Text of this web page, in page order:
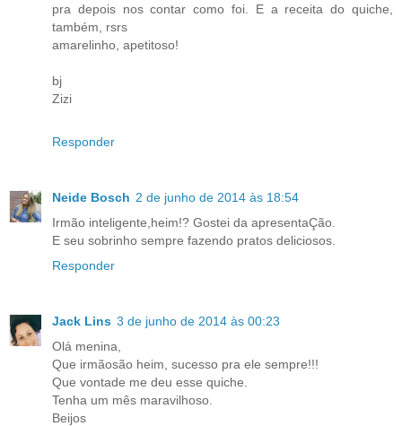
pra depois nos contar como foi. E a receita do quiche,
também, rsrs
amarelinho, apetitoso!
bj
Zizi
Responder
Neide Bosch 2 de junho de 2014 às 18:54
Irmão inteligente,heim!? Gostei da apresentaÇão.
E seu sobrinho sempre fazendo pratos deliciosos.
Responder
Jack Lins 3 de junho de 2014 às 00:23
Olá menina,
Que irmãosão heim, sucesso pra ele sempre!!!
Que vontade me deu esse quiche.
Tenha um mês maravilhoso.
Beijos